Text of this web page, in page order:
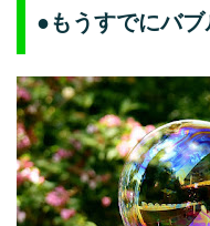
●もうすでにバ